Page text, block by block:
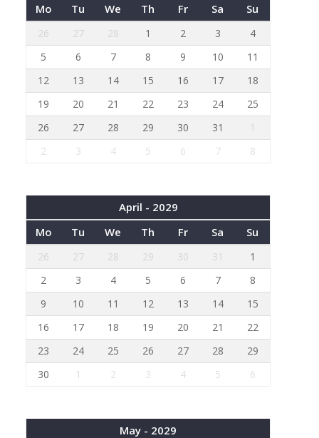
Mo
Tu We Th Fr Sa Su
26 27 28 1 2 3
4
5
6 7 8 9 10
11
12
13 14 15 16 17
18
19
20 21 22 23 24
25
26
27 28 29 30 31
1
2
3 4 5 6 7 8
April - 2029
Mo
Tu We Th Fr Sa Su
26 27 28 29 30 31
1
2
3 4 5 6 7
8
9
10 11 12 13 14
15
16
17 18 19 20 21
22
23
24 25 26 27 28
29
30
1 2 3 4 5 6
May - 2029